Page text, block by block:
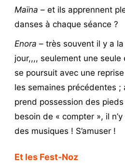
Maïna – et ils apprennent
danses à chaque séance ?
Enora – très souvent il y a
jour,,,, seulement une
se poursuit avec une
les semaines précédentes ;
prend possession des
besoin de « compter », il
des musiques ! S’amuser !
Et les Fest-Noz